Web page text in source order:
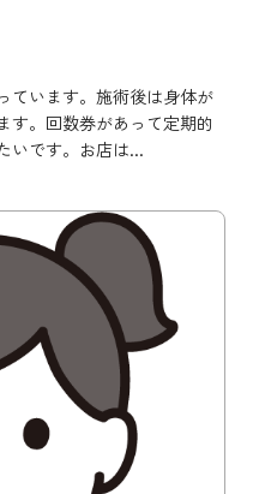
ています。施術後は身体が
す。回数券があって定期的
いです。お店は...